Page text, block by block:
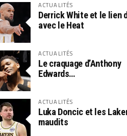
ACTUALITÉS
Derrick White et le lien
avec le Heat
ACTUALITÉS
Le craquage d’Anthony
Edwards…
ACTUALITÉS
Luka Doncic et les
maudits